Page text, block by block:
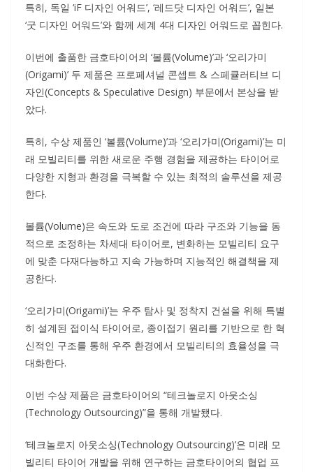
특히, 독일 ‘iF 디자인 어워드’, ‘레드닷 디자인 어워드’, 일본
‘굿 디자인 어워드’와 함께 세계 4대 디자인 어워드로 꼽힌다.
이번에 출품한 금호타이어의 ‘볼륨(Volume)’과 ‘오리가미
(Origami)’ 두 제품은 프로페셔널 콘셉트 & 스페큘러티브 디
자인(Concepts & Speculative Design) 부문에서 본상을 받
았다.
특히, 수상 제품인 ‘볼륨(Volume)’과 ‘오리가미(Origami)’는 미
래 모빌리티를 위한 새로운 주행 경험을 제공하는 타이어로
다양한 지형과 환경을 극복할 수 있는 최적의 솔루션을 제공
한다.
볼륨(Volume)은 속도와 도로 조건에 따라 구조와 기능을 동
적으로 조정하는 차세대 타이어로, 변화하는 모빌리티 요구
에 맞춘 다재다능하고 지속 가능하며 지능적인 해결책을 제
공한다.
‘오리가미(Origami)’는 우주 탐사 및 정착지 건설을 위해 특별
히 설계된 접이식 타이어로, 종이접기 원리를 기반으로 한 혁
신적인 구조를 통해 우주 환경에서 모빌리티의 효율성을 극
대화한다.
이번 수상 제품은 금호타이어의 “테크놀로지 아웃소싱
(Technology Outsourcing)”을 통해 개발됐다.
‘테크놀로지 아웃소싱(Technology Outsourcing)’은 미래 모
빌리티 타이어 개발을 위해 연구하는 금호타이어의 협업 프